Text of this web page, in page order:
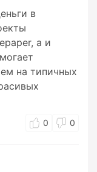
в
а и
на типичных
0 0